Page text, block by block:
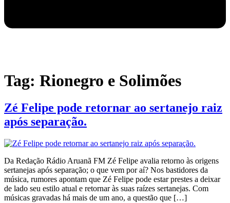
Tag: Rionegro e Solimões
Zé Felipe pode retornar ao sertanejo raiz
após separação.
Da Redação Rádio Aruanã FM Zé Felipe avalia retorno às origens
sertanejas após separação; o que vem por aí? Nos bastidores da
música, rumores apontam que Zé Felipe pode estar prestes a deixar
de lado seu estilo atual e retornar às suas raízes sertanejas. Com
músicas gravadas há mais de um ano, a questão que […]